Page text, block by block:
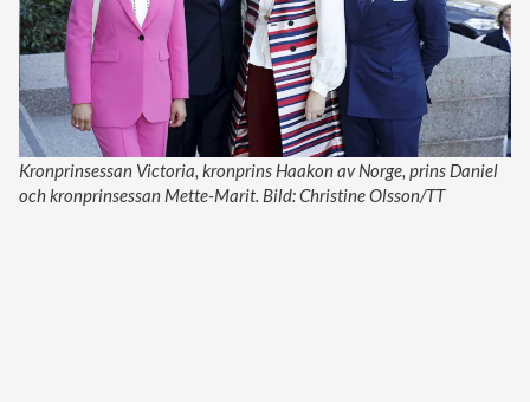
Kronprinsessan Victoria, kronprins Haakon av Norge, prins Daniel
och kronprinsessan Mette-Marit. Bild: Christine Olsson/TT